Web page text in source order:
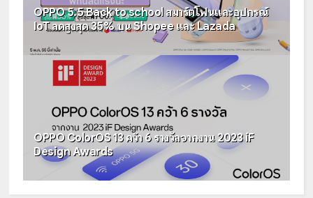
OPPO 5.5 Back to school สมาร์ตโฟนและอุปกรณ์
IoT ลดสูงสุด 35% บน Shopee และ Lazada
OPPO ColorOS 13 คว้า 6 รางวัลจากงาน 2023 iF
Design Awards